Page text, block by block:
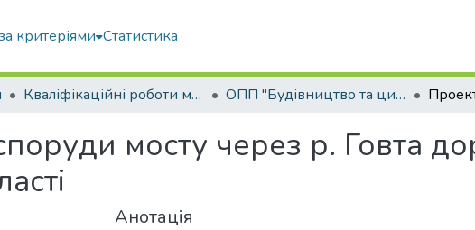
критеріями Статистика
Кваліфікаційні роботи магістрів ОПП "Будівництво та цивільна інженерія"
мосту через р. Говта
Анотація